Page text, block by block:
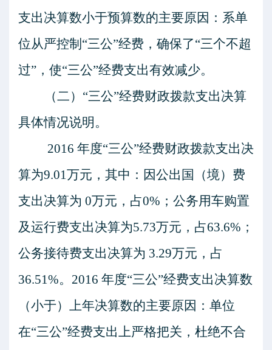
支出决算数小于预算数的主要原因： 系单
位从严控制 “三公”经费，确保了“三个不超
过”，使“三公”经费支出有效减少。
（二） “三公”经费财政拨款支出决算
具体情况说明。
2016 年度“三公”经费财政拨款支出决
算为9.01万元，其中：因公出国（境）费
支出决算为 0万元，占0%；公务用车购置
及运行费支出决算为5.73万元，占63.6%；
公务接待费支出决算为 3.29万元，占
36.51%。2016 年度“三公”经费支出决算数
（小于）上年决算数的主要原因： 单位
在“三公”经费支出上严格把关，杜绝不合